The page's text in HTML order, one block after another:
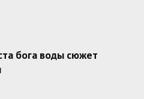
бога воды сюжет